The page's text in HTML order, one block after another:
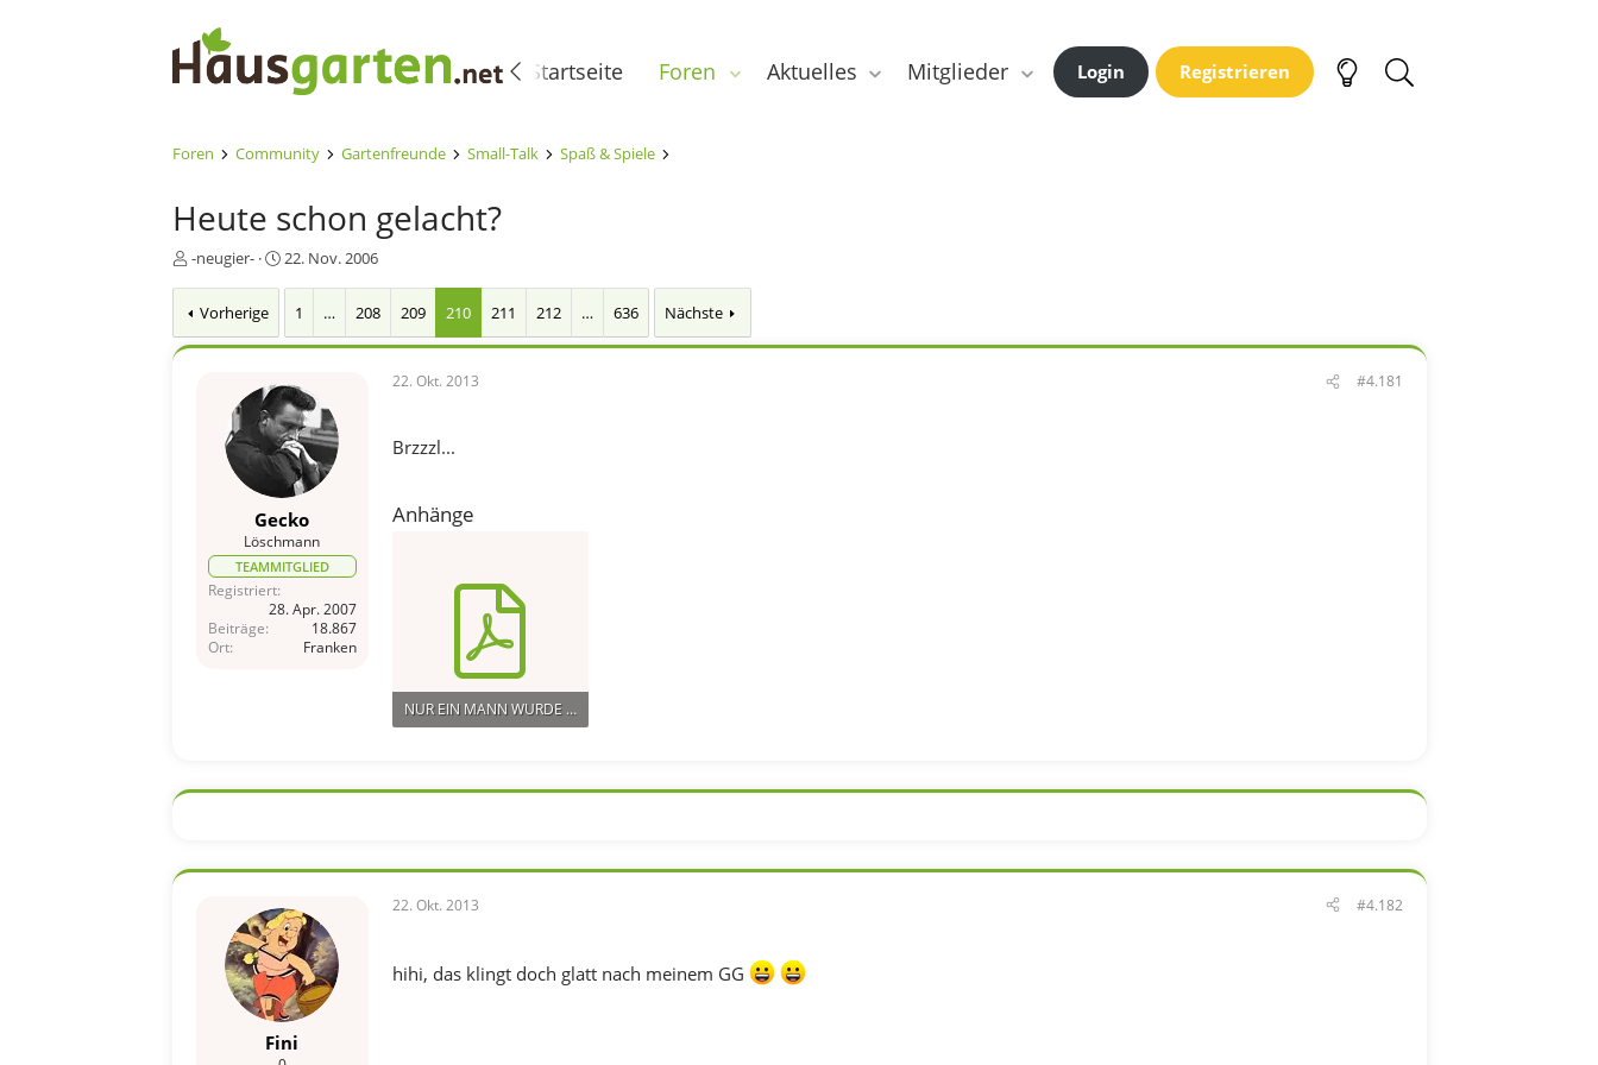
Startseite Foren Aktuelles Mitglieder Login Registrieren
Foren Community Gartenfreunde Small-Talk Spaß & Spiele
Heute schon gelacht?
E
t
e
-neugier-
E
e
l
t
a
m
22. Nov. 2006
Vorherige 1 … 208 209 210 211 212 … 636 Nächste
Gecko
Löschmann
TEAMMITGLIED
Registriert
28. Apr. 2007
Beiträge
18.867
Ort
Franken
22. Okt. 2013 #4.181
Brzzzl...
Anhänge
NUR EIN MANN WURDE DAS VERSUCHEN.pdf
Fini
22. Okt. 2013 #4.182
hihi, das klingt doch glatt nach meinem GG